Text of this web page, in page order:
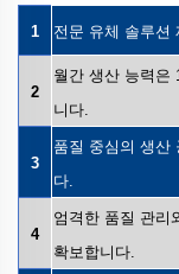
1 전문 유체 솔루션
2
월간 생산 능력은
니다.
3
품질 중심의 생산
다.
4
엄격한 품질 관리
확보합니다.